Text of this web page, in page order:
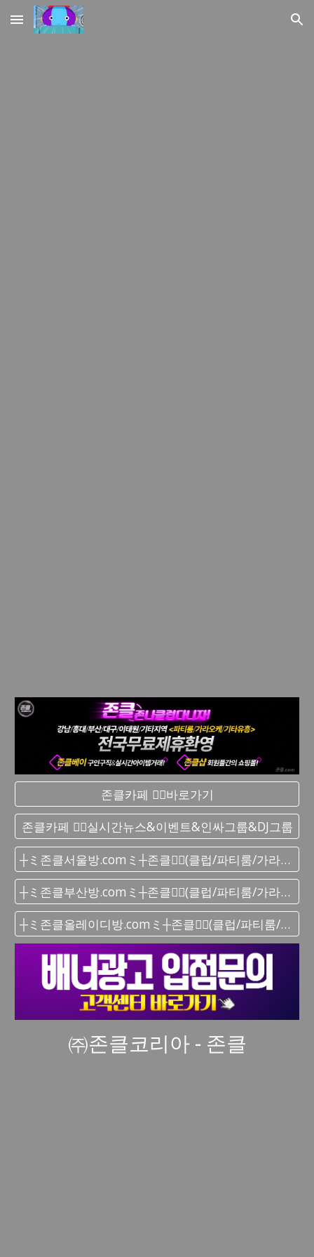
Skip to main content Skip to navigation
존클카페 ❤️‍🔥바로가기
존클카페 ❤️‍🔥실시간 뉴스&이벤트&인싸그룹&DJ그룹
┼ミ존클서울방.comミ┼존클❤️‍🔥(클럽/파티룸/가라오케) - 단톡방
┼ミ존클부산방.comミ┼존클❤️‍🔥(클럽/파티룸/가라오케) - 단톡방
┼ミ존클올레이디방.comミ┼존클❤️‍🔥(클럽/파티룸/가라오케) - 단톡방
㈜존클코리아 - 존클